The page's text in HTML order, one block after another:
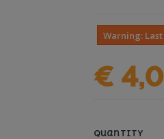
Warning:
€
Quantity